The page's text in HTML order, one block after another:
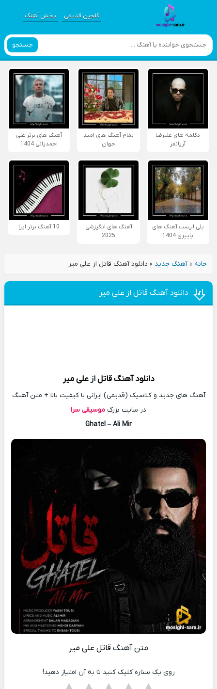
گلچین قدیمی پخش آهنگ
جستجو
دکلمه های علیرضا
آریانفر
تمام آهنگ های امید
جهان
آهنگ های برتر علی
احمدیانی 1404
پلی لیست آهنگ های
پاییزی 1404
آهنگ های انگیزشی
2025
10 آهنگ برتر اپرا
خانه»آهنگ جدید » دانلود آهنگ قاتل از علی میر
دانلود آهنگ قاتل از علی میر
دانلود آهنگ قاتل ازعلی میر
آهنگ های جدید و کلاسیک (قدیمی) ایرانی با کیفیت بالا + متن آهنگ
در سایت بزرگ موسیقی سرا
Ghatel – Ali Mir
متن آهنگ قاتل علی میر
روی یک ستاره کلیک کنید تا به آن امتیاز دهید!